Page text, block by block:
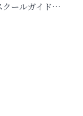
クールガイド…